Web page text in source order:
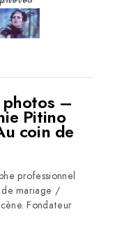
–
Pitino
coin de
professionnel
de mariage /
Fondateur